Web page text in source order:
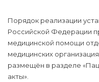
Порядок реализации
Российской Федерации
медицинской помощи
медицинских
размещён в разделе
акты».